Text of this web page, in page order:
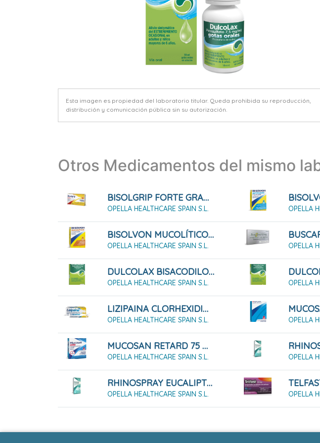
Esta imagen es propiedad del laboratorio titular. Queda prohibida su reproducción,
distribución y comunicación pública sin su autorización.
Otros Medicamentos del mismo
BISOLGRIP FORTE GRANULADO PARA SOLUCIÓN ORAL
OPELLA HEALTHCARE SPAIN S.L. OPELLA
BISOLVON MUCOLÍTICO 1,6 MG/ML JARABE 200 ML
OPELLA HEALTHCARE SPAIN S.L. OPELLA
DULCOLAX BISACODILO 10 Mg, 6 Supositorios
OPELLA HEALTHCARE SPAIN S.L. OPELLA
LIZIPAINA CLORHEXIDINA 5 MG/BENZOCAINA 2,5 MG COMPRIMIDOS PARA CHUPAR, 20 COMPRIMIDOS
OPELLA HEALTHCARE SPAIN S.L. OPELLA
MUCOSAN RETARD 75 MG CAPSULAS DE LIBERACION PROLONGADA , 10 CÁPSULAS
OPELLA HEALTHCARE SPAIN S.L. OPELLA
RHINOSPRAY EUCALIPTUS 1,18 Mg/ Ml Solución Para Pulverización Nasal, 1 Envase Pulverizador De 10 Ml
OPELLA HEALTHCARE SPAIN S.L. OPELLA